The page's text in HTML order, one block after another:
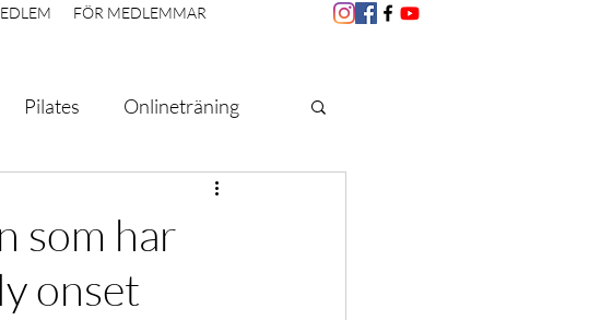
FÖR MEDLEMMAR
Pilates Onlineträning
Tävling Skoliosmånaden
som har
onset